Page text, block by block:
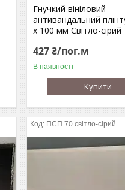
Гнучкий вініловий
антивандальний
х 100 мм Світло-сірий
427 ₴/пог.м
В наявності
Купити
ПСП 70 світло-сірий